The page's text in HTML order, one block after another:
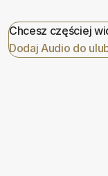
Chcesz częściej
Dodaj Audio do